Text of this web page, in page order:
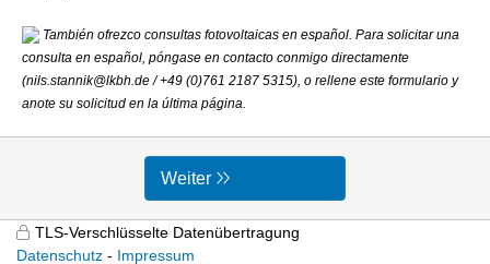
También ofrezco consultas fotovoltaicas en español. Para solicitar una
consulta en español, póngase en contacto conmigo directamente
(nils.stannik@lkbh.de / +49 (0)761 2187 5315), o rellene este formulario y
anote su solicitud en la última página.
Weiter
TLS-Verschlüsselte Datenübertragung
Datenschutz
Impressum